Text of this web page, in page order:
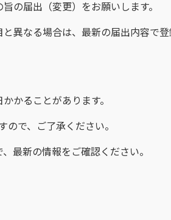
の届出（変更）をお願いします。
異なる場合は、最新の届出内容で
かることがあります。
で、ご了承ください。
最新の情報をご確認ください。